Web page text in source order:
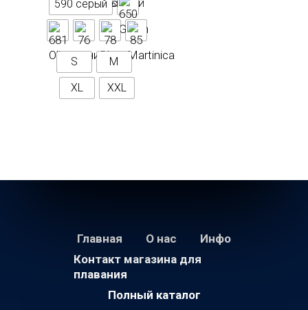
590 серый
S
M
XL
XXL
Главная О нас
Инфо
Контакт магазина для
плавания
Полный каталог